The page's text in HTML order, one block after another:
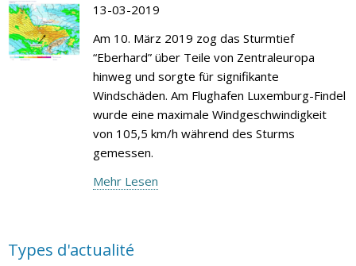
13-03-2019
Am 10. März 2019 zog das Sturmtief
“Eberhard” über Teile von Zentraleuropa
hinweg und sorgte für signifikante
Windschäden. Am Flughafen Luxemburg-Findel
wurde eine maximale Windgeschwindigkeit
von 105,5 km/h während des Sturms
gemessen.
Mehr Lesen
Types d'actualité